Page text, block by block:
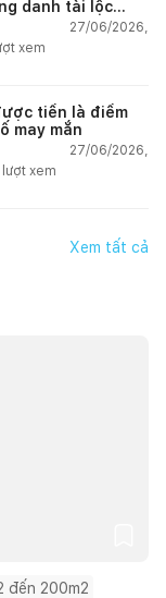
danh tài lộc
học
27/06/2026,
xem
tiền là điềm
may mắn
27/06/2026,
lượt xem
Xem tất cả
đến 200m2